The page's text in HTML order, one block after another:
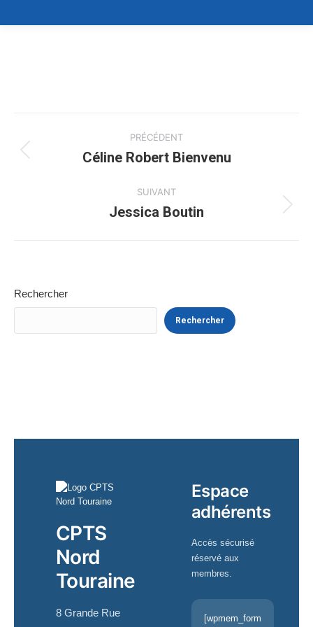
Navigation
de
commentaire
PRÉCÉDENT
Onglet
Céline Robert Bienvenu
SUIVANT
Projets
Jessica Boutin
Rechercher
Rechercher
CPTS
Nord
Touraine
8 Grande Rue
Espace
adhérents
Accès sécurisé
réservé aux
membres.
[wpmem_form